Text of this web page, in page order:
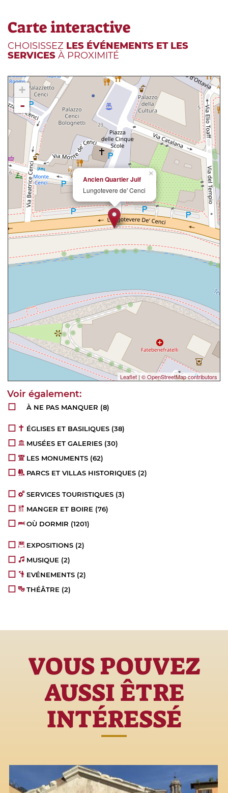
Carte interactive
CHOISISSEZ LES ÉVÉNEMENTS ET LES
SERVICES À PROXIMITÉ
×
Ancien Quartier Juif
Lungotevere de' Cenci
+
-
Leaflet|© OpenStreetMap contributors
À NE PAS MANQUER (8)
ÉGLISES ET BASILIQUES (38)
MUSÉES ET GALERIES (30)
LES MONUMENTS (62)
PARCS ET VILLAS HISTORIQUES (2)
SERVICES TOURISTIQUES (3)
MANGER ET BOIRE (76)
OÙ DORMIR (1201)
EXPOSITIONS (2)
MUSIQUE (2)
EVÉNEMENTS (2)
THÉÂTRE (2)
VOUS POUVEZ
AUSSI ÊTRE
INTÉRESSÉ